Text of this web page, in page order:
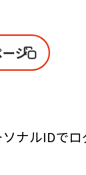
ジ
ナルIDで